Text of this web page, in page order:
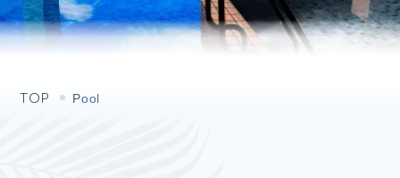
TOP Pool